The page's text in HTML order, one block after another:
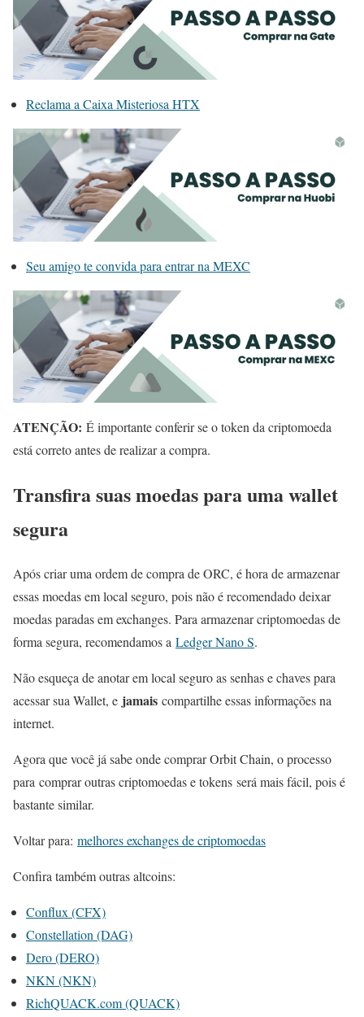
Reclama a Caixa Misteriosa HTX
Seu amigo te convida para entrar na MEXC
ATENÇÃO: É importante conferir se o token da criptomoeda
está correto antes de realizar a compra.
Transfira suas moedas para uma wallet
segura
Após criar uma ordem de compra de ORC, é hora de armazenar
essas moedas em local seguro, pois não é recomendado deixar
moedas paradas em exchanges. Para armazenar criptomoedas de
forma segura, recomendamos a Ledger Nano S.
Não esqueça de anotar em local seguro as senhas e chaves para
acessar sua Wallet, e jamais compartilhe essas informações na
internet.
Agora que você já sabe onde comprar Orbit Chain, o processo
para comprar outras criptomoedas e tokens será mais fácil, pois é
bastante similar.
Voltar para: melhores exchanges de criptomoedas
Confira também outras altcoins:
Conflux (CFX)
Constellation (DAG)
Dero (DERO)
NKN (NKN)
RichQUACK.com (QUACK)